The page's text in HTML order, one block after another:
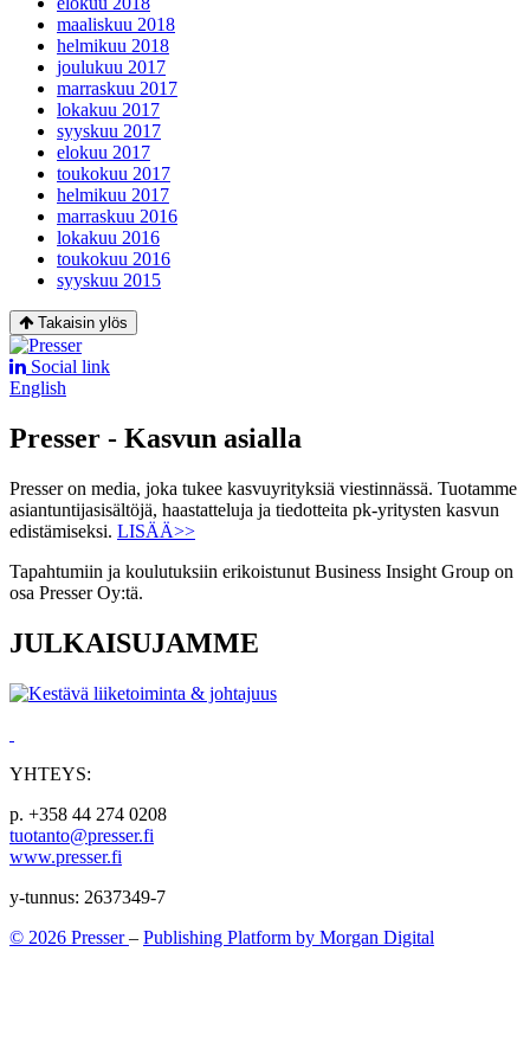
maaliskuu 2018
helmikuu 2018
joulukuu 2017
marraskuu 2017
lokakuu 2017
syyskuu 2017
elokuu 2017
toukokuu 2017
helmikuu 2017
marraskuu 2016
lokakuu 2016
toukokuu 2016
syyskuu 2015
Takaisin ylös
Social link
English
Presser - Kasvun asialla
Presser on media, joka tukee kasvuyrityksiä viestinnässä. Tuotamme
asiantuntijasisältöjä, haastatteluja ja tiedotteita pk-yritysten kasvun
edistämiseksi. LISÄÄ>>
Tapahtumiin ja koulutuksiin erikoistunut Business Insight Group on
osa Presser Oy:tä.
JULKAISUJAMME
YHTEYS:
p. +358 44 274 0208
tuotanto@presser.fi
www.presser.fi
y-tunnus: 2637349-7
© 2026 Presser– Publishing Platform by Morgan Digital